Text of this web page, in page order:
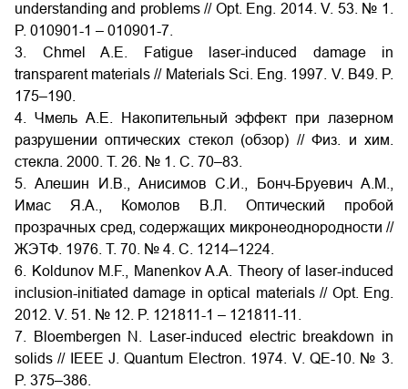
understanding and problems // Opt. Eng. 2014. V. 53. № 1.
P. 010901-1 – 010901-7.
3. Chmel A.E. Fatigue laser-induced damage in
transparent materials // Materials Sci. Eng. 1997. V. B49. P.
175–190.
4. Чмель А.Е. Накопительный эффект при лазерном
разрушении оптических стекол (обзор) // Физ. и хим.
стекла. 2000. Т. 26. № 1. С. 70–83.
5. Алешин И.В., Анисимов С.И., Бонч-Бруевич А.М.,
Имас Я.А., Комолов В.Л. Оптический пробой
прозрачных сред, содержащих микронеоднородности //
ЖЭТФ. 1976. Т. 70. № 4. С. 1214–1224.
6. Koldunov M.F., Manenkov A.A. Theory of laser-induced
inclusion-initiated damage in optical materials // Opt. Eng.
2012. V. 51. № 12. P. 121811-1 – 121811-11.
7. Bloembergen N. Laser-induced electric breakdown in
solids // IEEE J. Quantum Electron. 1974. V. QE-10. № 3.
P. 375–386.